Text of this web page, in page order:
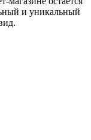
и уникальный